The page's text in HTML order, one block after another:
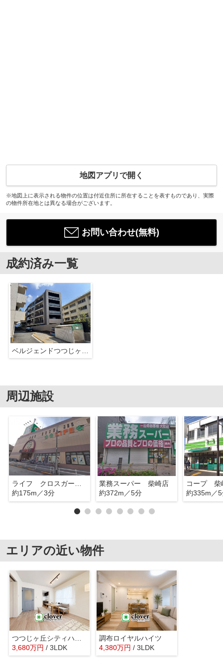
地図アプリで開く
※地図上に表示される物件の位置は付近住所に所在することを表すものであり、実際
の物件所在地とは異なる場合がございます。
お問い合わせ(無料)
成約済み一覧
周辺施設
ライフ クロスガーデン調布店
約175m／3分
業務スーパー 柴崎店
約372m／5分
コープ 柴
約335m／
エリアの近い物件
3,680万円 / 3LDK
調布ロイヤルハイツ
4,380万円 / 3LDK